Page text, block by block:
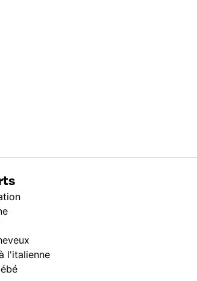
l'italienne